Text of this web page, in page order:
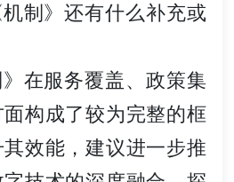
制》还有什么补充或
在服务覆盖、政策集
构成了较为完整的框
效能，建议进一步推